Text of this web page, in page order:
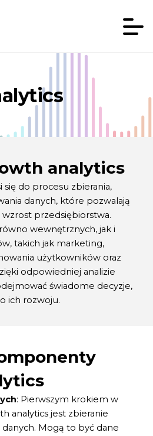
analytics
się do procesu zbierania,
danych, które pozwalają
przedsiębiorstwa.
wewnętrznych, jak i
takich jak marketing,
użytkowników oraz
odpowiedniej analizie
świadome decyzje,
ich rozwoju.
: Pierwszym krokiem w
analytics jest zbieranie
Mogą to być dane